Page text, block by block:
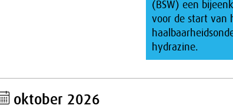
(BSW) een
voor de start van
hydrazine.
oktober 2026